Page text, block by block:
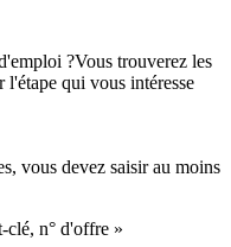
?Vous trouverez les
l'étape qui vous intéresse
vous devez saisir au moins
clé, n° d'offre »